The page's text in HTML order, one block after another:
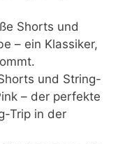
Shorts und
– ein Klassiker,
und String-
– der perfekte
Trip in der